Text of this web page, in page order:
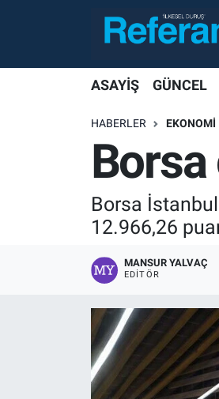
ASAYİŞ GÜNCEL
HABERLER EKONOMİ
Borsa
Borsa
12.966,26
MANSUR YALVAÇ
EDITÖR